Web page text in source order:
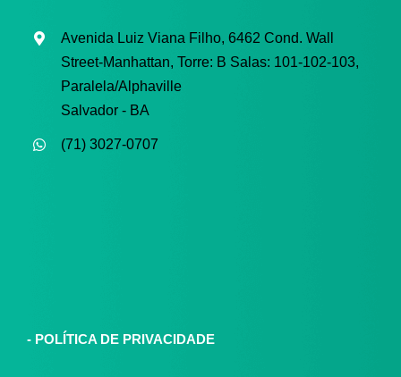
Avenida Luiz Viana Filho, 6462 Cond. Wall
Street-Manhattan, Torre: B Salas: 101-102-103,
Paralela/Alphaville
Salvador - BA
(71) 3027-0707
- POLÍTICA DE PRIVACIDADE